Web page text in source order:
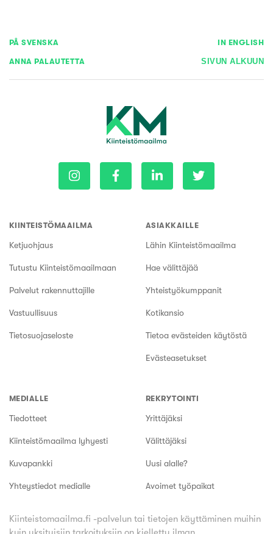
PÅ SVENSKA IN ENGLISH
ANNA PALAUTETTA SIVUN ALKUUN
KIINTEISTÖMAAILMA
Ketjuohjaus
Tutustu Kiinteistömaailmaan
Palvelut rakennuttajille
Vastuullisuus
Tietosuojaseloste
ASIAKKAILLE
Lähin Kiinteistömaailma
Hae välittäjää
Yhteistyökumppanit
Kotikansio
Tietoa evästeiden käytöstä
Evästeasetukset
MEDIALLE
Tiedotteet
Kiinteistömaailma lyhyesti
Kuvapankki
Yhteystiedot medialle
REKRYTOINTI
Yrittäjäksi
Välittäjäksi
Uusi alalle?
Avoimet työpaikat
Kiinteistomaailma.fi -palvelun tai tietojen käyttäminen muihin